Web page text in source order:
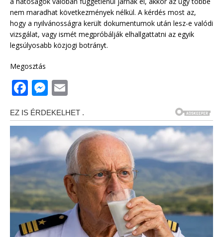
nem maradhat következmények nélkül. A kérdés most az,
hogy a nyilvánosságra került dokumentumok után lesz-e valódi
vizsgálat, vagy ismét megpróbálják elhallgattatni az egyik
legsúlyosabb közjogi botrányt.
Megosztás
F
a
c
e
b
o
o
k
M
ss
e
n
g
e
r
ai
l